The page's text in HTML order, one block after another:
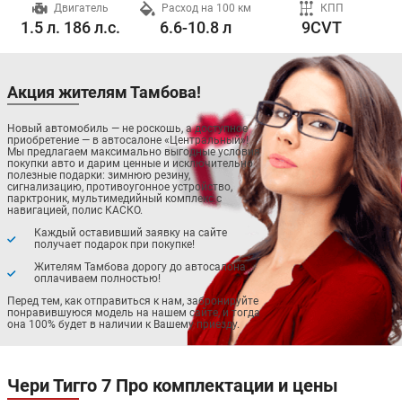
Двигатель
1.5 л. 186 л.с.
Расход на 100 км
6.6-10.8 л
КПП
9CVT
Акция жителям Тамбова!
Новый автомобиль — не роскошь, а доступное
приобретение — в автосалоне «Центральный»!
Мы предлагаем максимально выгодные условия
покупки авто и дарим ценные и исключительно
полезные подарки: зимнюю резину,
сигнализацию, противоугонное устройство,
парктроник, мультимедийный комплекс с
навигацией, полис КАСКО.
Каждый оставивший заявку на сайте
получает подарок при покупке!
Жителям Тамбова дорогу до автосалона
оплачиваем полностью!
Перед тем, как отправиться к нам, забронируйте
понравившуюся модель на нашем сайте, и тогда
она 100% будет в наличии к Вашему приезду.
Чери Тигго 7 Про комплектации и цены